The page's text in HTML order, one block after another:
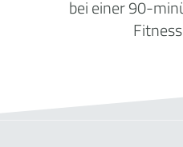
bei einer 90-